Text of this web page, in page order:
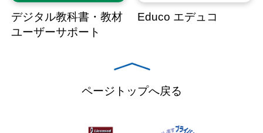
デジタル教科書・教材
ユーザーサポート
Educo エデュコ
ページトップへ戻る